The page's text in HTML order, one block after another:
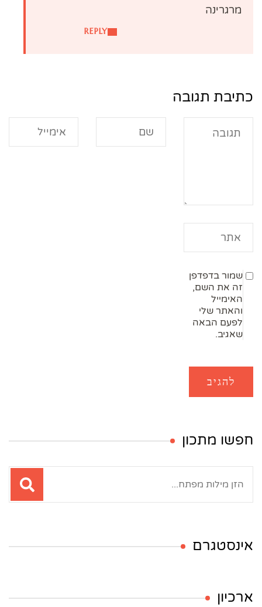
REPLY
מרגרינה
כתיבת תגובה
שמור בדפדפן
זה את השם,
האימייל
והאתר שלי
לפעם הבאה
שאגיב.
חפשו מתכון
אינסטגרם
ארכיון